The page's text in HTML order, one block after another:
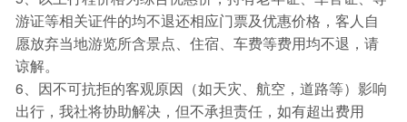
游证等相关证件的均不退还相应门票及优惠价格，客人自
愿放弃当地游览所含景点、住宿、车费等费用均不退，请
谅解。
6、因不可抗拒的客观原因（如天灾、航空，道路等）影响
出行，我社将协助解决，但不承担责任，如有超出费用